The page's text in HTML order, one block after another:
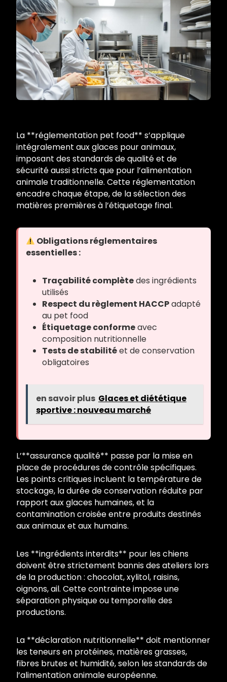
La **réglementation pet food** s’applique
intégralement aux glaces pour animaux,
imposant des standards de qualité et de
sécurité aussi stricts que pour l’alimentation
animale traditionnelle. Cette réglementation
encadre chaque étape, de la sélection des
matières premières à l’étiquetage final.
Obligations réglementaires
essentielles :
Traçabilité complètedes ingrédients
utilisés
Respect du règlement HACCPadapté
au pet food
Étiquetage conformeavec
composition nutritionnelle
Tests de stabilitéet de conservation
obligatoires
en savoir plus Glaces et diététique
sportive : nouveau marché
L’**assurance qualité** passe par la mise en
place de procédures de contrôle spécifiques.
Les points critiques incluent la température de
stockage, la durée de conservation réduite par
rapport aux glaces humaines, et la
contamination croisée entre produits destinés
aux animaux et aux humains.
Les **ingrédients interdits** pour les chiens
doivent être strictement bannis des ateliers lors
de la production : chocolat, xylitol, raisins,
oignons, ail. Cette contrainte impose une
séparation physique ou temporelle des
productions.
La **déclaration nutritionnelle** doit mentionner
les teneurs en protéines, matières grasses,
fibres brutes et humidité, selon les standards de
l’alimentation animale européenne.